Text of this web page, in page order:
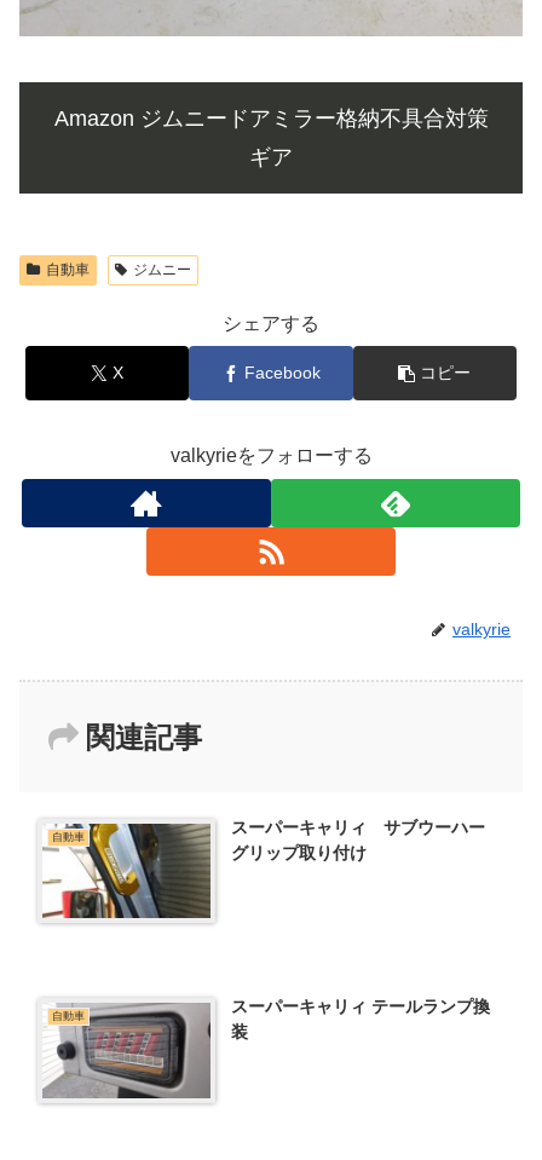
Amazon ジムニードアミラー格納不具合対策
ギア
自動車 ジムニー
シェアする
X Facebook コピー
valkyrieをフォローする
valkyrie
関連記事
自動車
スーパーキャリィ サブウーハー
グリップ取り付け
自動車
スーパーキャリィ テールランプ換
装